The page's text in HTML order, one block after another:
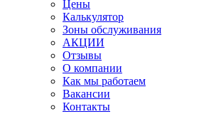
Цены
Калькулятор
Зоны обслуживания
АКЦИИ
Отзывы
О компании
Как мы работаем
Вакансии
Контакты